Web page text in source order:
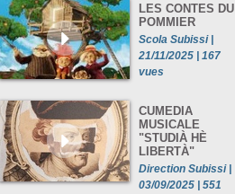
LES CONTES DU
POMMIER
Scola Subissi |
21/11/2025 | 167
vues
CUMEDIA
MUSICALE
"STUDIÀ HÈ
LIBERTÀ"
Direction Subissi |
03/09/2025 | 551